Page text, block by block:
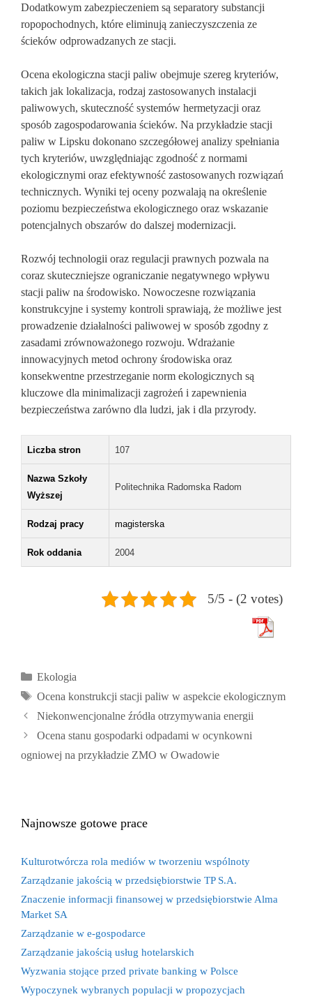
Dodatkowym zabezpieczeniem są separatory substancji
ropopochodnych, które eliminują zanieczyszczenia ze
ścieków odprowadzanych ze stacji.
Ocena ekologiczna stacji paliw obejmuje szereg kryteriów,
takich jak lokalizacja, rodzaj zastosowanych instalacji
paliwowych, skuteczność systemów hermetyzacji oraz
sposób zagospodarowania ścieków. Na przykładzie stacji
paliw w Lipsku dokonano szczegółowej analizy spełniania
tych kryteriów, uwzględniając zgodność z normami
ekologicznymi oraz efektywność zastosowanych rozwiązań
technicznych. Wyniki tej oceny pozwalają na określenie
poziomu bezpieczeństwa ekologicznego oraz wskazanie
potencjalnych obszarów do dalszej modernizacji.
Rozwój technologii oraz regulacji prawnych pozwala na
coraz skuteczniejsze ograniczanie negatywnego wpływu
stacji paliw na środowisko. Nowoczesne rozwiązania
konstrukcyjne i systemy kontroli sprawiają, że możliwe jest
prowadzenie działalności paliwowej w sposób zgodny z
zasadami zrównoważonego rozwoju. Wdrażanie
innowacyjnych metod ochrony środowiska oraz
konsekwentne przestrzeganie norm ekologicznych są
kluczowe dla minimalizacji zagrożeń i zapewnienia
bezpieczeństwa zarówno dla ludzi, jak i dla przyrody.
Liczba stron 107
Nazwa Szkoły
Wyższej
Politechnika Radomska Radom
Rodzaj pracy magisterska
Rok oddania 2004
5/5 - (2 votes)
Kategorie
Ekologia
Tagi
Ocena konstrukcji stacji paliw w aspekcie ekologicznym
Niekonwencjonalne źródła otrzymywania energii
Ocena stanu gospodarki odpadami w ocynkowni
ogniowej na przykładzie ZMO w Owadowie
Najnowsze gotowe prace
Kulturotwórcza rola mediów w tworzeniu wspólnoty
Zarządzanie jakością w przedsiębiorstwie TP S.A.
Znaczenie informacji finansowej w przedsiębiorstwie Alma
Market SA
Zarządzanie w e-gospodarce
Zarządzanie jakością usług hotelarskich
Wyzwania stojące przed private banking w Polsce
Wypoczynek wybranych populacji w propozycjach